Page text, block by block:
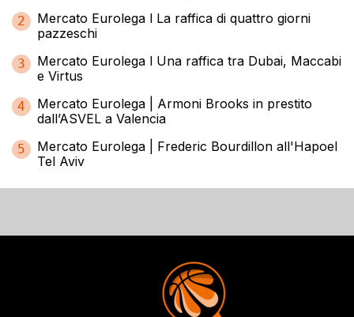
2
Mercato Eurolega l La raffica di quattro giorni
pazzeschi
3
Mercato Eurolega l Una raffica tra Dubai, Maccabi
e Virtus
4
Mercato Eurolega | Armoni Brooks in prestito
dall’ASVEL a Valencia
5
Mercato Eurolega | Frederic Bourdillon all'Hapoel
Tel Aviv